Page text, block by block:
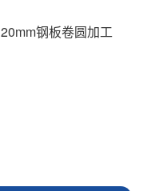
20mm钢板卷圆加工